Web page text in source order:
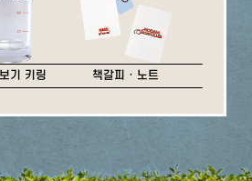
기 키링 책갈피 · 노트